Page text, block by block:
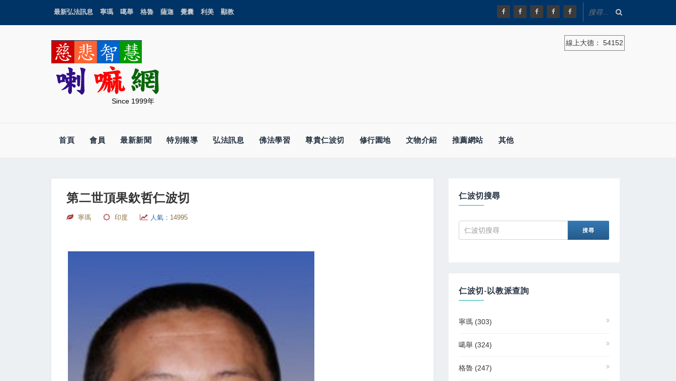
最新弘法訊息 寧瑪 噶舉 格魯 薩迦 覺囊 利美 顯教
Since 1999年
線上大德： 54152
首頁 會員 最新新聞 特別報導 弘法訊息 佛法學習 尊貴仁波切 修行園地 文物介紹 推薦網站 其他
第二世頂果欽哲仁波切
寧瑪 印度 人氣： 14995
仁波切搜尋
仁波切-以教派查詢
寧瑪 (303)
噶舉 (324)
格魯 (247)